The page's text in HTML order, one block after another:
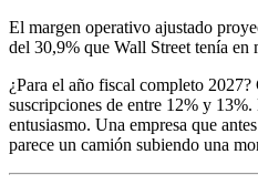
El margen operativo ajustado
del 30,9% que Wall Street tenía en
¿Para el año fiscal completo
suscripciones de entre 12% y 13%.
entusiasmo. Una empresa que
parece un camión subiendo una